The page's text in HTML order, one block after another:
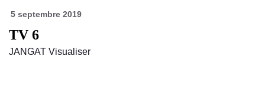
5 septembre 2019
TV 6
JANGAT Visualiser